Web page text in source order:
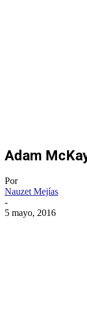
Adam
Por
Nauzet Mejías
-
5 mayo, 2016